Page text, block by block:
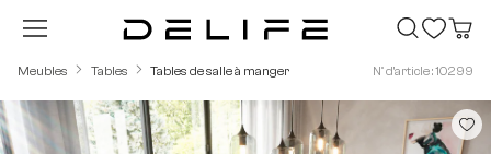
Passer au contenu principal
Meubles Tables Tables de salle à manger N° d'article : 10299
Ignorer la galerie d'images